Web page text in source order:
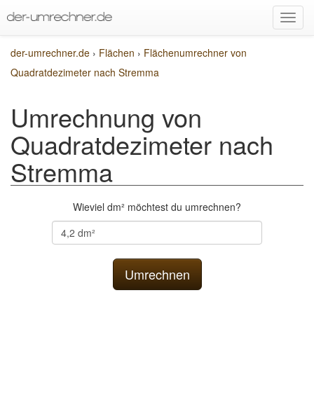
der-umrechner.de › Flächen › Flächenumrechner von
Quadratdezimeter nach Stremma
Umrechnung von
Quadratdezimeter nach
Stremma
Wieviel dm² möchtest du umrechnen?